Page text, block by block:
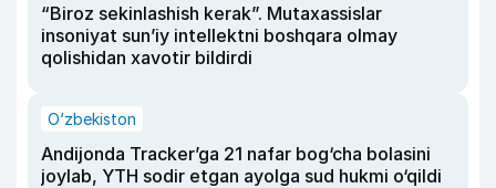
“Biroz sekinlashish kerak”. Mutaxassislar
insoniyat sun’iy intellektni boshqara olmay
qolishidan xavotir bildirdi
O‘zbekiston
Andijonda Tracker’ga 21 nafar bog‘cha bolasini
joylab, YTH sodir etgan ayolga sud hukmi o‘qildi